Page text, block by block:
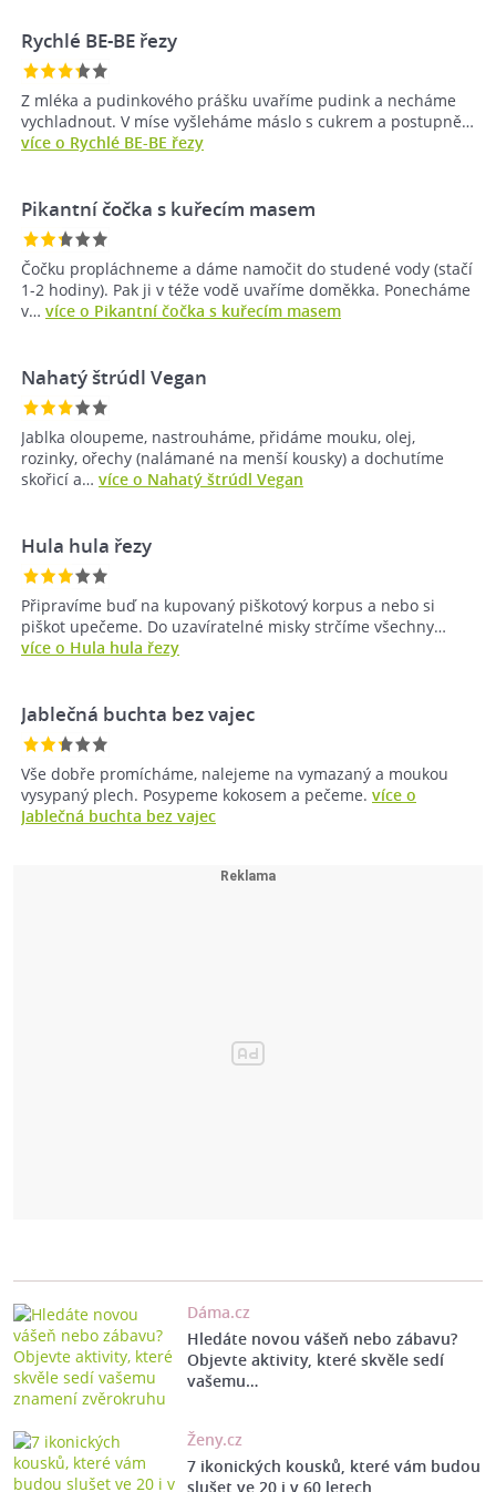
Rychlé BE-BE řezy
Z mléka a pudinkového prášku uvaříme pudink a necháme
vychladnout. V míse vyšleháme máslo s cukrem a postupně…
více o Rychlé BE-BE řezy
Pikantní čočka s kuřecím masem
Čočku propláchneme a dáme namočit do studené vody (stačí
1-2 hodiny). Pak ji v téže vodě uvaříme doměkka. Ponecháme
v… více o Pikantní čočka s kuřecím masem
Nahatý štrúdl Vegan
Jablka oloupeme, nastrouháme, přidáme mouku, olej,
rozinky, ořechy (nalámané na menší kousky) a dochutíme
skořicí a… více o Nahatý štrúdl Vegan
Hula hula řezy
Připravíme buď na kupovaný piškotový korpus a nebo si
piškot upečeme. Do uzavíratelné misky strčíme všechny…
více o Hula hula řezy
Jablečná buchta bez vajec
Vše dobře promícháme, nalejeme na vymazaný a moukou
vysypaný plech. Posypeme kokosem a pečeme. více o
Jablečná buchta bez vajec
Dáma.cz
Hledáte novou vášeň nebo zábavu?
Objevte aktivity, které skvěle sedí
vašemu…
Ženy.cz
7 ikonických kousků, které vám budou
slušet ve 20 i v 60 letech